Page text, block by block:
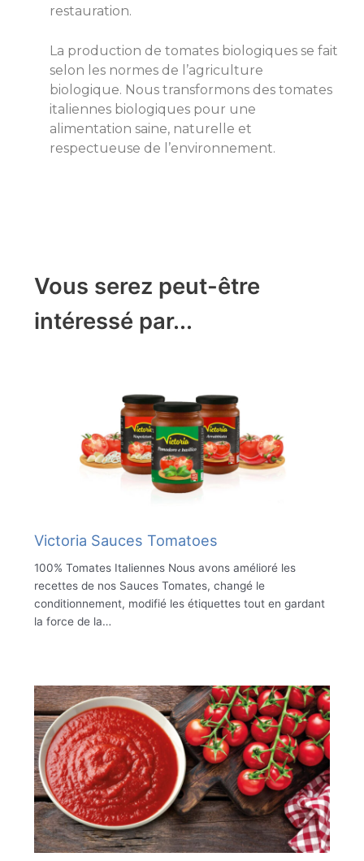
restauration.
La production de tomates biologiques se fait
selon les normes de l’agriculture
biologique. Nous transformons des tomates
italiennes biologiques pour une
alimentation saine, naturelle et
respectueuse de l’environnement.
Vous serez peut-être
intéressé par...
Victoria Sauces Tomatoes
100% Tomates Italiennes Nous avons amélioré les
recettes de nos Sauces Tomates, changé le
conditionnement, modifié les étiquettes tout en gardant
la force de la…